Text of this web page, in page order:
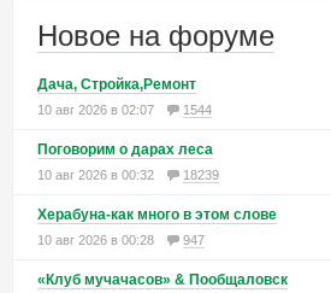
Новое на форуме
Дача, Стройка,Ремонт
10 авг 2026 в 02:07 1544
Поговорим о дарах леса
10 авг 2026 в 00:32 18239
Херабуна-как много в этом слове
10 авг 2026 в 00:28 947
«Клуб мучачасов» & Пообщаловск